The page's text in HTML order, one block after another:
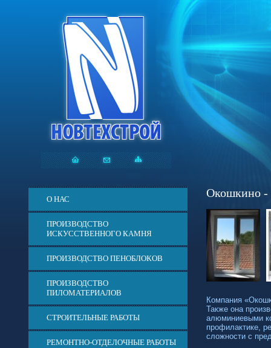
О НАС
ПРОИЗВОДСТВО
ИСКУССТВЕННОГО КАМНЯ
ПРОИЗВОДСТВО ПЕНОБЛОКОВ
ПРОИЗВОДСТВО
ПИЛОМАТЕРИАЛОВ
СТРОИТЕЛЬНЫЕ РАБОТЫ
РЕМОНТНО-ОТДЕЛОЧНЫЕ РАБОТЫ
Окошкино -
Компания
Также она
алюминиевыми
профилактике,
сложности с